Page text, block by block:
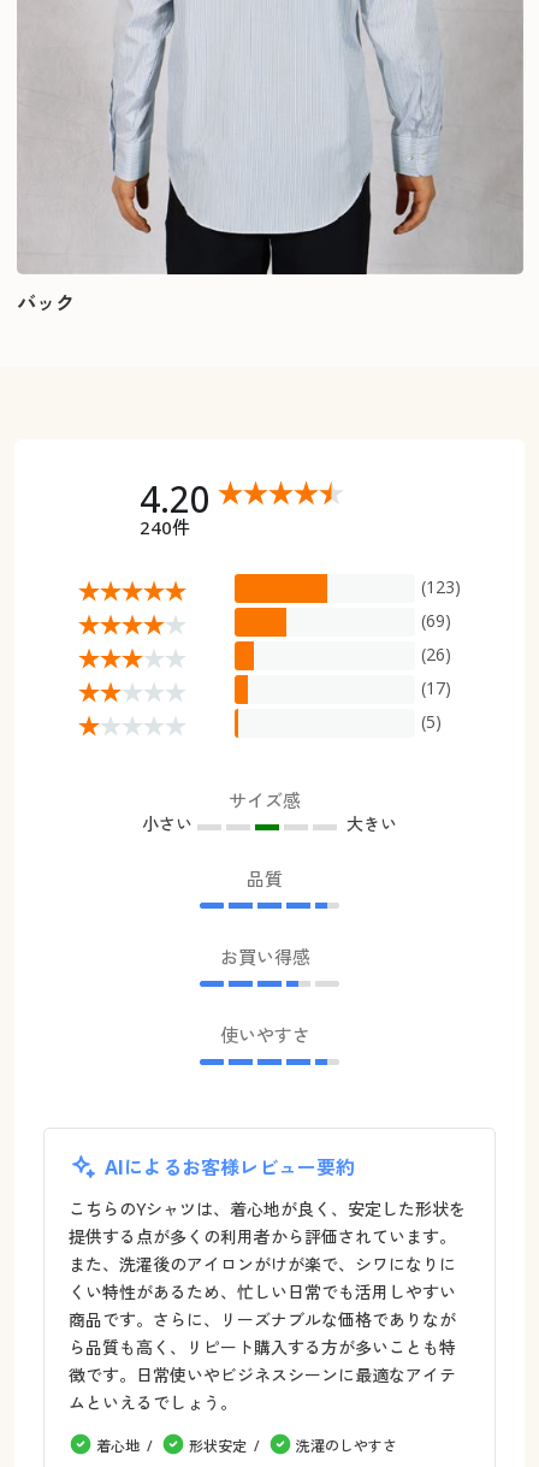
バック
4.20
240件
(123)
(69)
(26)
(17)
(5)
サイズ感
小さい 大きい
品質
お買い得感
使いやすさ
AIによるお客様レビュー要約
こちらのYシャツは、着心地が良く、安定した形状を
提供する点が多くの利用者から評価されています。
また、洗濯後のアイロンがけが楽で、シワになりに
くい特性があるため、忙しい日常でも活用しやすい
商品です。さらに、リーズナブルな価格でありなが
ら品質も高く、リピート購入する方が多いことも特
徴です。日常使いやビジネスシーンに最適なアイテ
ムといえるでしょう。
着心地 形状安定
洗濯のしやすさ